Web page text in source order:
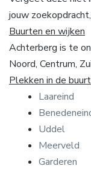
jouw
Buurten en wijken
Achterberg is te
Noord, Centrum,
Plekken in de buurt
Laareind
Uddel
Meerveld
Garderen